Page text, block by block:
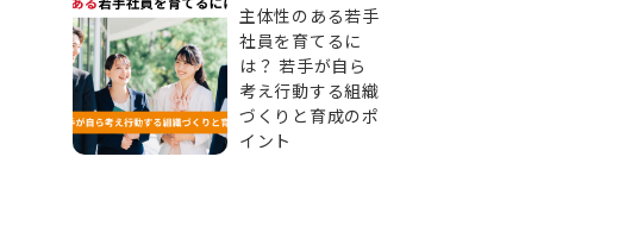
主体性のある若手
社員を育てるに
は？ 若手が自ら
考え行動する組織
づくりと育成のポ
イント